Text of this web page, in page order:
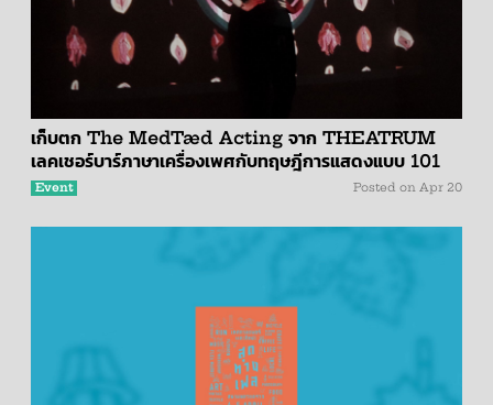
เก็บตก The MedTæd Acting จาก THEATRUM
เลคเชอร์บาร์ภาษาเครื่องเพศกับทฤษฎีการแสดงแบบ 101
Event Posted on Apr 20